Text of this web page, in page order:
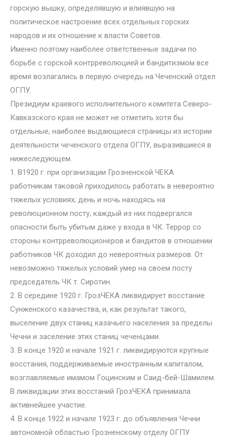
горскую вышку, определявшую и влиявшую на
политическое настроение всех отдельных горских
народов и их отношение к власти Советов.
Именно поэтому наиболее ответственные задачи по
борьбе с горской контрреволюцией и бандитизмом все
время возлагались в первую очередь на Чеченский отдел
ОГПУ.
Президиум краевого исполнительного комитета Северо-
Кавказского края не может не отметить хотя бы
отдельные, наиболее выдающиеся страницы из истории
деятельности чеченского отдела ОГПУ, выразившиеся в
нижеследующем.
1. В1920 г. при организации Грозненской ЧЕКА
работникам таковой приходилось работать в невероятно
тяжелых условиях; день и ночь находясь на
революционном посту, каждый из них подвергался
опасности быть убитым даже у входа в ЧК. Террор со
стороны контрреволюционеров и бандитов в отношении
работников ЧК доходил до невероятных размеров. От
невозможно тяжелых условий умер на своем посту
председатель ЧК т. Сиротин.
2. В середине 1920 г. ГрозЧЕКА ликвидирует восстание
Сунженского казачества, и, как результат такого,
выселение двух станиц казачьего населения за пределы
Чечни и заселение этих станиц чеченцами.
3. В конце 1920 и начале 1921 г. ликвидируются крупные
восстания, поддерживаемые иностранным капиталом,
возглавляемые имамом Гоцинским и Саид-бей-Шамилем.
В ликвидации этих восстаний ГрозЧЕКА принимала
активнейшее участие.
4. В конце 1922 и начале 1923 г. до объявления Чечни
автономной областью Грозненскому отделу ОГПУ